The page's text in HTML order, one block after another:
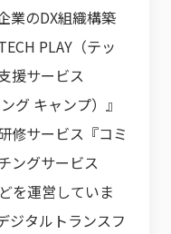
業のDX組織構築
PLAY（テッ
援サービス
グ キャンプ）』
修サービス『コミ
ングサービス
を運営していま
ジタルトランスフ